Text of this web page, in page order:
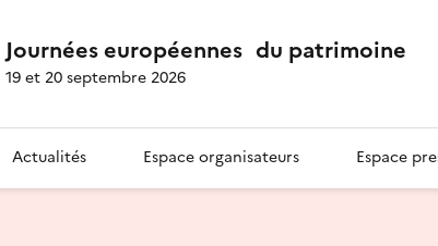
Journées européennes du patrimoine
19 et 20 septembre 2026
Actualités Espace organisateurs Espace